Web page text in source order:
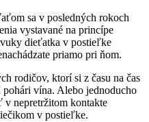
sa v posledných rokoch
vystavané na princípe
dieťatka v postieľke
priamo pri ňom.
rodičov, ktorí si z času na čas
vína. Alebo jednoducho
v nepretržitom kontakte
v postieľke.